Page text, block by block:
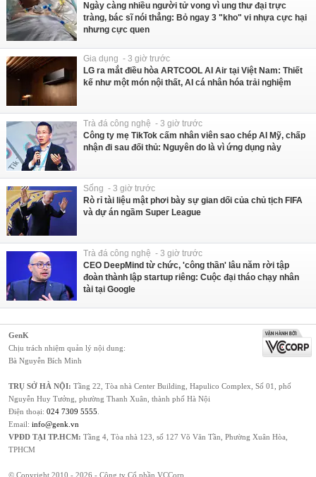
Ngày càng nhiều người tử vong vì ung thư đại trực
tràng, bác sĩ nói thẳng: Bỏ ngay 3 "kho" vi nhựa cực hại
nhưng cực quen
Gia dụng - 3 giờ trước
LG ra mắt điều hòa ARTCOOL AI Air tại Việt Nam: Thiết
kế như một món nội thất, AI cá nhân hóa trải nghiệm
Trà đá công nghệ - 3 giờ trước
Công ty mẹ TikTok cấm nhân viên sao chép AI Mỹ, chấp
nhận đi sau đối thủ: Nguyên do là vì ứng dụng này
Sống - 3 giờ trước
Rò rỉ tài liệu mật phơi bày sự gian dối của chủ tịch FIFA
và dự án ngầm Super League
Trà đá công nghệ - 3 giờ trước
CEO DeepMind từ chức, 'công thần' lâu năm rời tập
đoàn thành lập startup riêng: Cuộc đại tháo chạy nhân
tài tại Google
GenK
Chịu trách nhiệm quản lý nội dung:
Bà Nguyễn Bích Minh
TRỤ SỞ HÀ NỘI: Tầng 22, Tòa nhà Center Building, Hapulico Complex, Số 01, phố
Nguyễn Huy Tưởng, phường Thanh Xuân, thành phố Hà Nội
Điện thoại: 024 7309 5555
Email: info@genk.vn
VPĐD TẠI TP.HCM: Tầng 4, Tòa nhà 123, số 127 Võ Văn Tần, Phường Xuân Hòa,
TPHCM
© Copyright 2010 - 2026 - Công ty Cổ phần VCCorp